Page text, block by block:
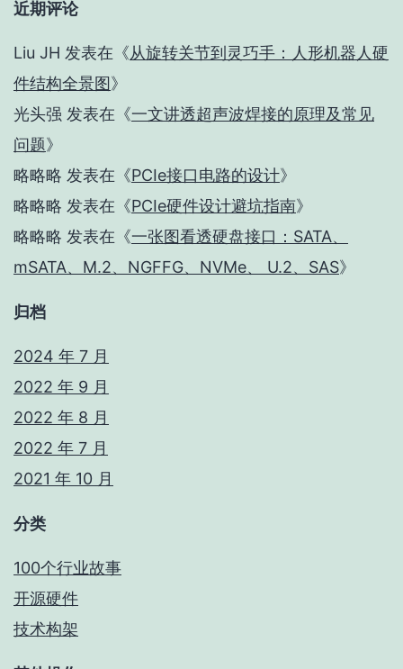
近期评论
Liu JH 发表在《从旋转关节到灵巧手：人形机器人硬
件结构全景图》
光头强 发表在《一文讲透超声波焊接的原理及常见
问题》
略略略 发表在《PCIe接口电路的设计》
略略略 发表在《PCIe硬件设计避坑指南》
略略略 发表在《一张图看透硬盘接口：SATA、
mSATA、M.2、NGFFG、NVMe、 U.2、SAS》
归档
2024 年 7 月
2022 年 9 月
2022 年 8 月
2022 年 7 月
2021 年 10 月
分类
100个行业故事
开源硬件
技术构架